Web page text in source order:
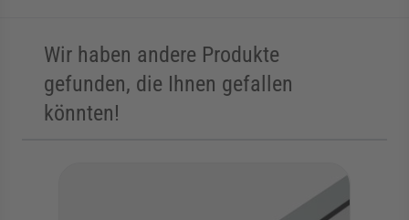
Wir haben andere Produkte
gefunden, die Ihnen gefallen
könnten!
Die Navigation durch die Elemente des Karussells ist mit der